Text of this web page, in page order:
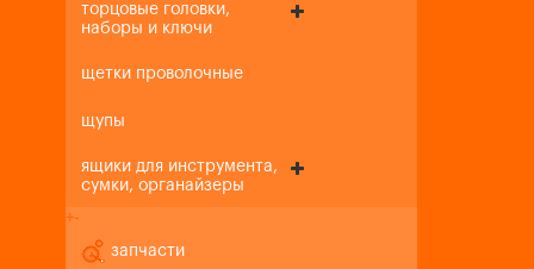
торцовые головки,
наборы и ключи
щетки проволочные
щупы
ящики для инструмента,
сумки, органайзеры
+-
запчасти